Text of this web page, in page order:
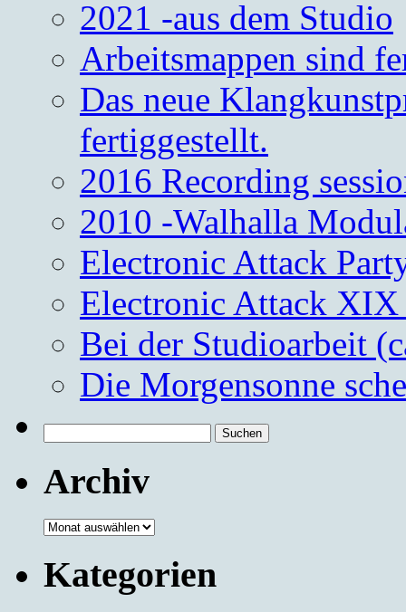
2021 -aus dem Studio
Arbeitsmappen sind
Das neue
fertiggestellt.
2016 Recording
2010 -Walhalla
Electronic Attack
Electronic Attack XIX
Bei der Studioarbeit
Die Morgensonne
nach:
Archiv
Archiv
Kategorien